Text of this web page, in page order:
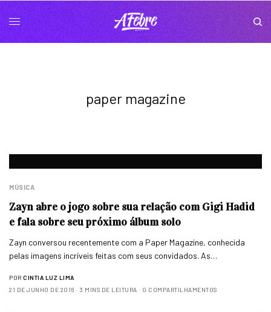
paper magazine
MÚSICA
Zayn abre o jogo sobre sua relação com Gigi Hadid
e fala sobre seu próximo álbum solo
Zayn conversou recentemente com a Paper Magazine, conhecida
pelas imagens incríveis feitas com seus convidados. As…
POR CINTIA LUZ LIMA
21 DE JUNHO DE 2016
3 MINS DE LEITURA 0 COMPARTILHAMENTOS